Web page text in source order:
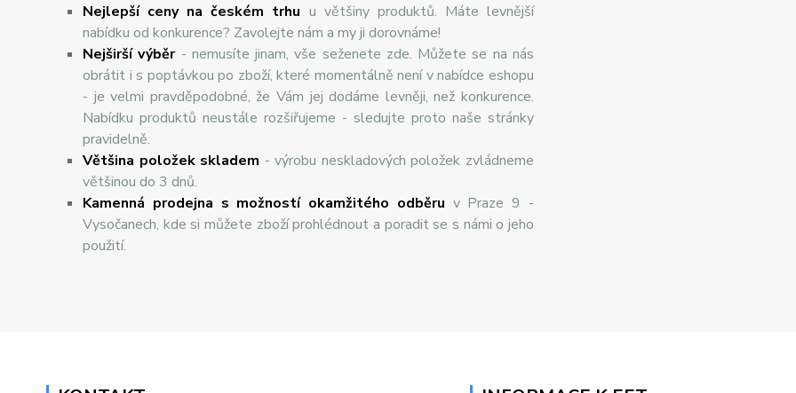
Nejlepší ceny na českém trhu u většiny produktů. Máte levnější
nabídku od konkurence? Zavolejte nám a my ji dorovnáme!
Nejširšívýběr- nemusíte jinam, vše seženete zde. Můžete se na nás
obrátit i s poptávkou po zboží, které momentálně není v nabídce eshopu
- je velmi pravděpodobné, že Vám jej dodáme levněji, než konkurence.
Nabídku produktů neustále rozšiřujeme - sledujte proto naše stránky
pravidelně.
Většina položek skladem - výrobu neskladových položek zvládneme
většinou do 3 dnů.
Kamenná prodejna s možností okamžitého odběru v Praze 9 -
Vysočanech, kde si můžete zboží prohlédnout a poradit se s námi o jeho
použití.